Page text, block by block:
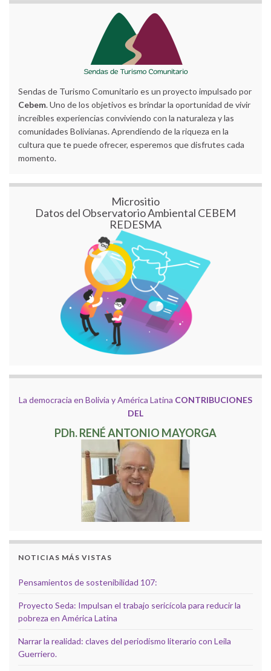
Sendas de Turismo Comunitario es un proyecto impulsado por
Cebem. Uno de los objetivos es brindar la oportunidad de vivir
increíbles experiencias conviviendo con la naturaleza y las
comunidades Bolivianas. Aprendiendo de la riqueza en la
cultura que te puede ofrecer, esperemos que disfrutes cada
momento.
Micrositio
Datos del Observatorio Ambiental CEBEM
REDESMA
La democracia en Bolivia y América Latina CONTRIBUCIONES
DEL
PDh. RENÉ ANTONIO MAYORGA
NOTICIAS MÁS VISTAS
Pensamientos de sostenibilidad 107:
Proyecto Seda: Impulsan el trabajo sericícola para reducir la
pobreza en América Latina
Narrar la realidad: claves del periodismo literario con Leila
Guerriero.